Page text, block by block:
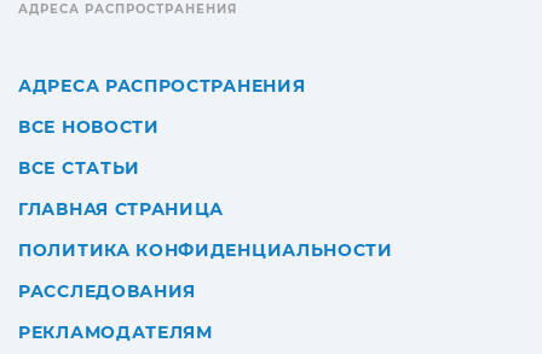
АДРЕСА РАСПРОСТРАНЕНИЯ
АДРЕСА РАСПРОСТРАНЕНИЯ
ВСЕ НОВОСТИ
ВСЕ СТАТЬИ
ГЛАВНАЯ СТРАНИЦА
ПОЛИТИКА КОНФИДЕНЦИАЛЬНОСТИ
РАССЛЕДОВАНИЯ
РЕКЛАМОДАТЕЛЯМ